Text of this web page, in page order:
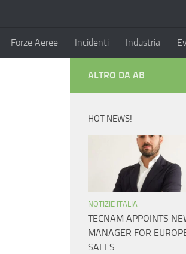
Forze Aeree Incidenti Industria
ALTRO DA AB
HOT NEWS!
NOTIZIE ITALIA
TECNAM APPOINTS
MANAGER FOR
SALES